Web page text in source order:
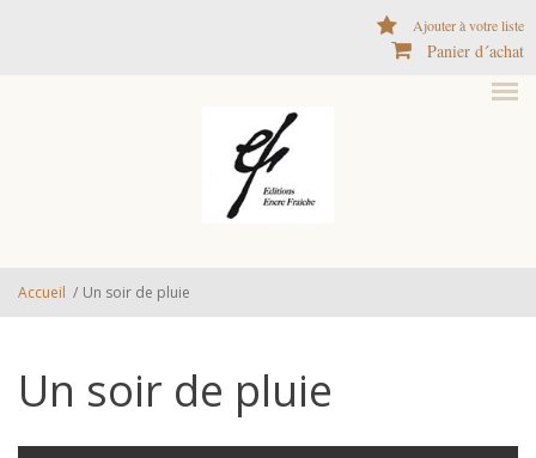
Ajouter à votre liste
Panier d´achat
Accueil / Un soir de pluie
Un soir de pluie